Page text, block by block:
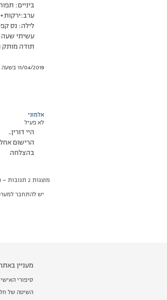
ביניים:
ערב:ירקות+פיתה אליס+2
לילה: נס
עשיתי שעה
תודה מותק
11/04/2019 בשעה 17:34
אלמוני
לא פעיל
היי דורין..
הרישום
בהצלחה
מוצגות 2 תגובות – 1 עד 2 (מתוך 2 סה״כ)
יש להתחבר
מעניין
סיפורי האישי
השיטה של